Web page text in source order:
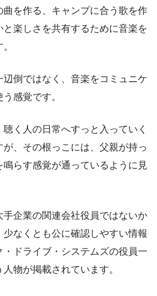
を作る、キャンプに合う歌を作
楽しさを共有するために音楽を
倒ではなく、音楽をコミュニケ
感覚です。
く人の日常へすっと入っていく
、その根っこには、父親が持っ
らす感覚が通っているように見
企業の関連会社役員ではないか
なくとも公に確認しやすい情報
ドライブ・システムズの役員一
物が掲載されています。